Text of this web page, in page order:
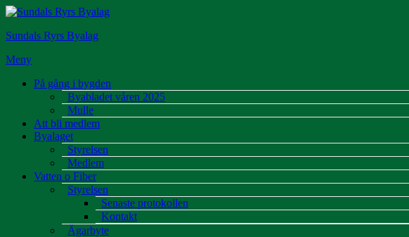
Hoppa
innehåll
Sundals Ryrs Byalag
Meny
På gång i bygden
Byabladet våren 2025
Mulle
Att bli medlem
Byalaget
Styrelsen
Medlem
Vatten o Fiber
Styrelsen
Senaste protokollen
Kontakt
Ägarbyte